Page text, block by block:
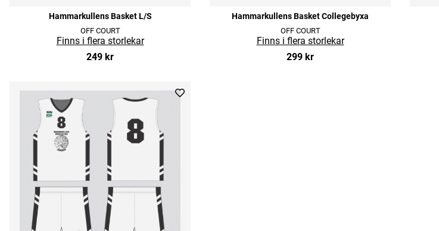
Hammarkullens Basket L/S
OFF COURT
249 kr
Hammarkullens Basket Collegebyxa
OFF COURT
299 kr